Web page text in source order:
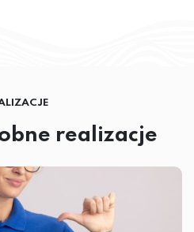
realizacje